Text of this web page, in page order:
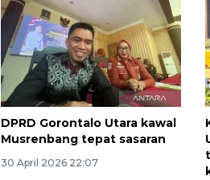
DPRD Gorontalo Utara kawal
Musrenbang tepat sasaran
30 April 2026 22:07
Vaksin